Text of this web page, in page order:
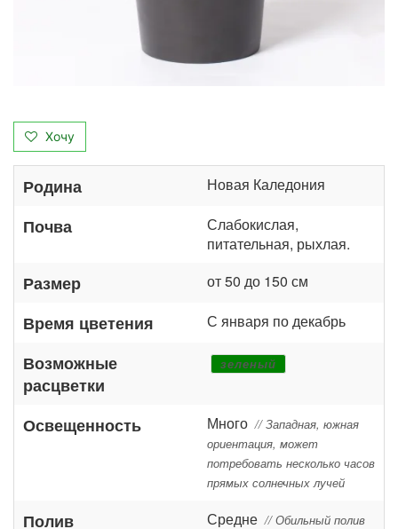
Хочу
Родина Новая Каледония
Почва
Слабокислая,
питательная, рыхлая.
Размер от 50 до 150 см
Время цветения С января по декабрь
Возможные
расцветки
зеленый
Освещенность Много // Западная, южная
ориентация, может
потребовать несколько часов
прямых солнечных лучей
Полив Средне // Обильный полив